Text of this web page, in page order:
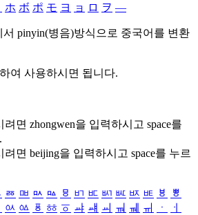
ホ ボ ポ モ ヨ ョ ロ ヲ ―
서 pinyin(병음)방식으로 중국어를 변환
여 사용하시면 됩니다.
려면 zhongwen을 입력하시고 space를
려면 beijing을 입력하시고 space를 누르
ㅭ ㅮ ㅯ ㅰ ㅱ ㅲ ㅳ ㅴ ㅵ ㅶ ㅷ ㅸ
ㅹ
ㆂ ㆃ ㆄ ㆅ ㆆ ㆇ ㆈ ㆉ ㆊ ㆋ ㆌ ㆍ
ㆎ